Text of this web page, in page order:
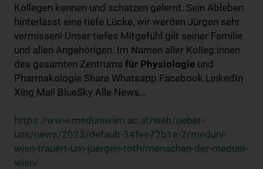
Kollegen kennen und schätzen gelernt. Sein Ableben
hinterlässt eine tiefe Lücke, wir werden Jürgen sehr
vermissen! Unser tiefes Mitgefühl gilt seiner Familie
und allen Angehörigen. Im Namen aller Kolleg:innen
des gesamten Zentrums für Physiologie und
Pharmakologie Share Whatsapp Facebook LinkedIn
Xing Mail BlueSky Alle News...
https://www.meduniwien.ac.at/web/ueber-
uns/news/2023/default-34fee72b1e-2/meduni-
wien-trauert-um-juergen-toth/menschen-der-meduni-
wien/